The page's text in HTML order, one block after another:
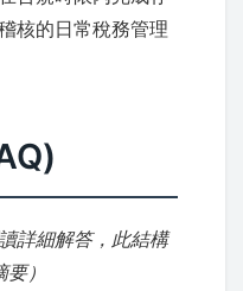
核的日常稅務管理
詳細解答，此結構
）